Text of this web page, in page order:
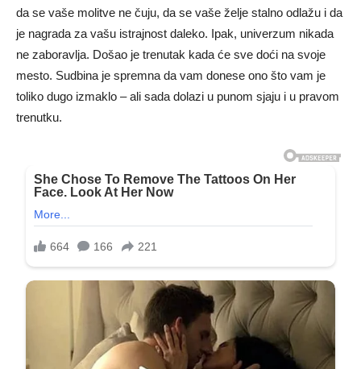
da se vaše molitve ne čuju, da se vaše želje stalno odlažu i da
je nagrada za vašu istrajnost daleko. Ipak, univerzum nikada
ne zaboravlja. Došao je trenutak kada će sve doći na svoje
mesto. Sudbina je spremna da vam donese ono što vam je
toliko dugo izmaklo – ali sada dolazi u punom sjaju i u pravom
trenutku.